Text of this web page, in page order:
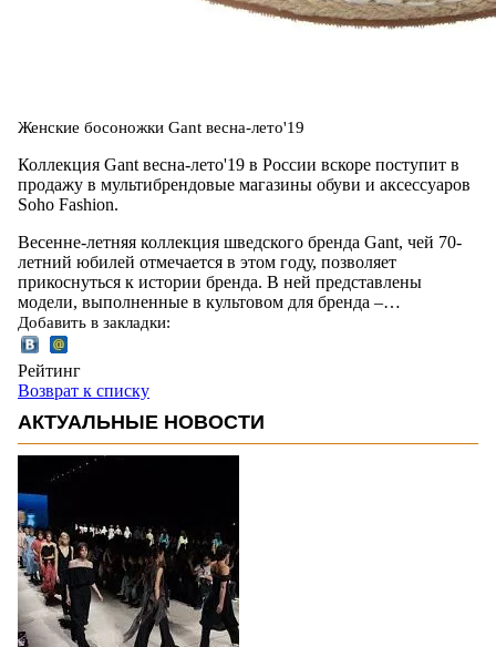
Женские босоножки Gant весна-лето'19
Коллекция Gant весна-лето'19 в России вскоре поступит в
продажу в мультибрендовые магазины обуви и аксессуаров
Soho Fashion.
Весенне-летняя коллекция шведского бренда Gant, чей 70-
летний юбилей отмечается в этом году, позволяет
прикоснуться к истории бренда. В ней представлены
модели, выполненные в культовом для бренда –…
Добавить в закладки:
Рейтинг
Возврат к списку
АКТУАЛЬНЫЕ НОВОСТИ